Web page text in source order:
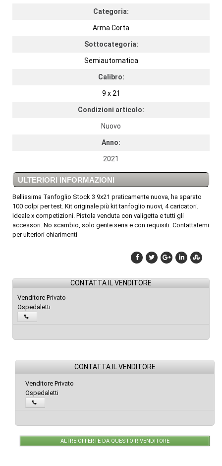
Categoria:
Arma Corta
Sottocategoria:
Semiautomatica
Calibro:
9 x 21
Condizioni articolo:
Nuovo
Anno:
2021
ULTERIORI INFORMAZIONI
Bellissima Tanfoglio Stock 3 9x21 praticamente nuova, ha sparato
100 colpi per test. Kit originale più kit tanfoglio nuovi, 4 caricatori.
Ideale x competizioni. Pistola venduta con valigetta e tutti gli
accessori. No scambio, solo gente seria e con requisiti. Contattatemi
per ulteriori chiarimenti
CONTATTA IL VENDITORE
Venditore Privato
Ospedaletti
CONTATTA IL VENDITORE
Venditore Privato
Ospedaletti
ALTRE OFFERTE DA QUESTO RIVENDITORE